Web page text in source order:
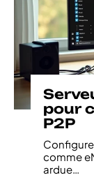
pour
P2P
comme
ardue